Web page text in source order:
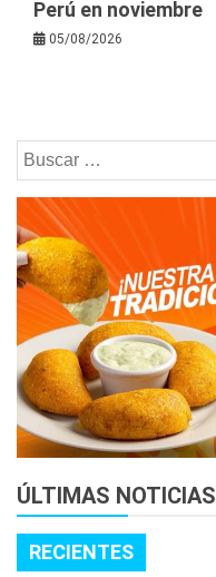
Perú en noviembre
05/08/2026
Buscar:
ÚLTIMAS NOTICIAS
RECIENTES